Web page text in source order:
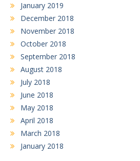
January 2019
December 2018
November 2018
October 2018
September 2018
August 2018
July 2018
June 2018
May 2018
April 2018
March 2018
January 2018